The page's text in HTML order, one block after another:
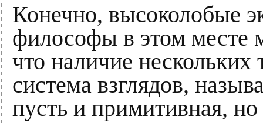
Конечно, высоколобые
философы в этом месте
что наличие
система взглядов,
пусть и примитивная,